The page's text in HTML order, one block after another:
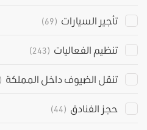
تأجير السيارات (69)
تنظيم الفعاليات (243)
تنقل الضيوف داخل المملكة (88)
حجز الفنادق (44)